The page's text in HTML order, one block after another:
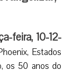
feira, 10-12-
Estados
os 50 anos do